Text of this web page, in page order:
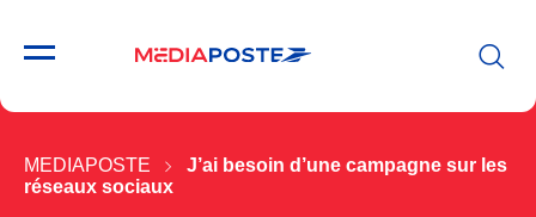
MEDIAPOSTE
J’ai besoin d’une campagne sur les
réseaux sociaux